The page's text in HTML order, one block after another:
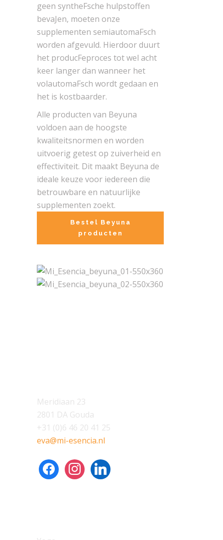
geen syntheFsche hulpstoffen
bevaJen, moeten onze
supplementen semiautomaFsch
worden afgevuld. Hierdoor duurt
het producFeproces tot wel acht
keer langer dan wanneer het
volautomaFsch wordt gedaan en
het is kostbaarder.
Alle producten van Beyuna
voldoen aan de hoogste
kwaliteitsnormen en worden
uitvoerig getest op zuiverheid en
effectiviteit. Dit maakt Beyuna de
ideale keuze voor iedereen die
betrouwbare en natuurlijke
supplementen zoekt.
Bestel Beyuna
producten
Meridiaan 23
2801 DA Gouda
+31 (0)6 46 20 41 25
eva@mi-esencia.nl
facebookinstagramlinkedin